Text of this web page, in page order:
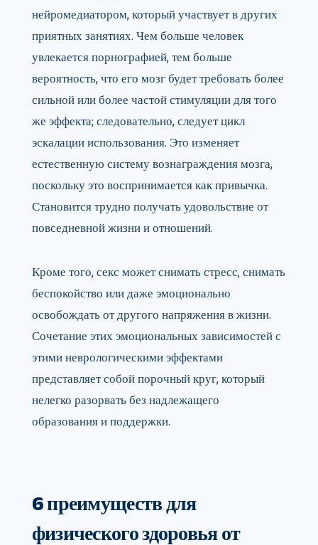
нейромедиатором, который участвует в других
приятных занятиях. Чем больше человек
увлекается порнографией, тем больше
вероятность, что его мозг будет требовать более
сильной или более частой стимуляции для того
же эффекта; следовательно, следует цикл
эскалации использования. Это изменяет
естественную систему вознаграждения мозга,
поскольку это воспринимается как привычка.
Становится трудно получать удовольствие от
повседневной жизни и отношений.
Кроме того, секс может снимать стресс, снимать
беспокойство или даже эмоционально
освобождать от другого напряжения в жизни.
Сочетание этих эмоциональных зависимостей с
этими неврологическими эффектами
представляет собой порочный круг, который
нелегко разорвать без надлежащего
образования и поддержки.
6 преимуществ для
физического здоровья от